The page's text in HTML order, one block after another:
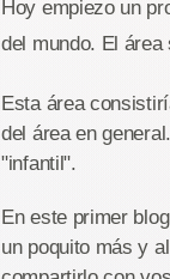
Hoy empiezo un
del mundo. El
Esta área
del área en
"infantil".
En este primer
un poquito más y